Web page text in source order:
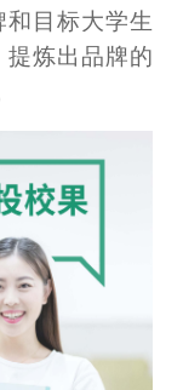
目标大学生
提炼出品牌的